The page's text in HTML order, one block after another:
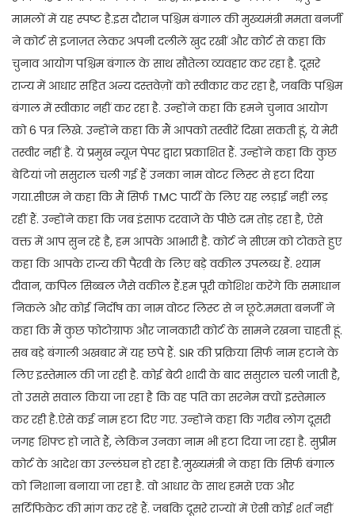
मामलों में यह स्पष्ट है.इस दौरान पश्चिम बंगाल की मुख्यमंत्री ममता बनर्जी
ने कोर्ट से इजाज़त लेकर अपनी दलीलें खुद रखीं और कोर्ट से कहा कि
चुनाव आयोग पश्चिम बंगाल के साथ सौतेला व्यवहार कर रहा है. दूसरे
राज्य में आधार सहित अन्य दस्तवेज़ों को स्वीकार कर रहा है, जबकि पश्चिम
बंगाल में स्वीकार नहीं कर रहा है. उन्होंने कहा कि हमने चुनाव आयोग
को 6 पत्र लिखे. उन्होंने कहा कि मैं आपको तस्वीरें दिखा सकती हूं, ये मेरी
तस्वीर नहीं है. ये प्रमुख न्यूज़ पेपर द्वारा प्रकाशित हैं. उन्होंने कहा कि कुछ
बेटियां जो ससुराल चली गई हैं उनका नाम वोटर लिस्ट से हटा दिया
गया.सीएम ने कहा कि मैं सिर्फ TMC पार्टी के लिए यह लड़ाई नहीं लड़
रहीं हैं. उन्होंने कहा कि जब इंसाफ दरवाजे के पीछे दम तोड़ रहा है, ऐसे
वक्त में आप सुन रहे है, हम आपके आभारी है. कोर्ट ने सीएम को टोकते हुए
कहा कि आपके राज्य की पैरवी के लिए बड़े वकील उपलब्ध हैं. श्याम
दीवान, कपिल सिब्बल जैसे वकील हैं.हम पूरी कोशिश करेंगे कि समाधान
निकले और कोई निर्दोष का नाम वोटर लिस्ट से न छूटे.ममता बनर्जी ने
कहा कि मैं कुछ फोटोग्राफ और जानकारी कोर्ट के सामने रखना चाहती हूं.
सब बड़े बंगाली अखबार में यह छपे हैं. SIR की प्रक्रिया सिर्फ नाम हटाने के
लिए इस्तेमाल की जा रही है. कोई बेटी शादी के बाद ससुराल चली जाती है,
तो उससे सवाल किया जा रहा है कि वह पति का सरनेम क्यों इस्तेमाल
कर रही है.ऐसे कई नाम हटा दिए गए. उन्होंने कहा कि गरीब लोग दूसरी
जगह शिफ्ट हो जाते हैं, लेकिन उनका नाम भी हटा दिया जा रहा है. सुप्रीम
कोर्ट के आदेश का उल्लंघन हो रहा है.‘मुख्यमंत्री ने कहा कि सिर्फ बंगाल
को निशाना बनाया जा रहा है. वो आधार के साथ हमसे एक और
सर्टिफिकेट की मांग कर रहे हैं. जबकि दूसरे राज्यों में ऐसी कोई शर्त नहीं